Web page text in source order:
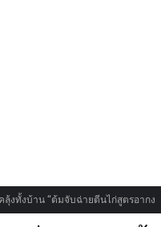
ลุ้งทั้งบ้าน “ต้มจับฉ่ายตีนไก่สูตรอากง